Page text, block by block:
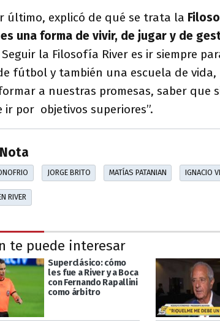
último, explicó de qué se trata la
es una forma de vivir, de jugar y de
Seguir la Filosofía River es ir siempre
fútbol y también una escuela de
a nuestras promesas, saber que
ir por objetivos superiores”.
JORGE BRITO MATÍAS PATANIAN IGNACIO
RIVER
te puede interesar
Superclásico: cómo
les fue a River y a Boca
con Fernando Rapallini
como árbitro